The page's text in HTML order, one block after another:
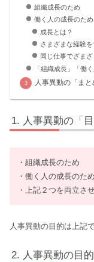
組織成長のため
働く人の成長のため
成長とは？
さまざまな経験
同じ仕事でざま
「組織成長」「働
人事異動の「まと
人事異動の「目
・組織成長のため
・働く人の成長のため
・上記２つを両立さ
人事異動の目的は上記で
人事異動の目